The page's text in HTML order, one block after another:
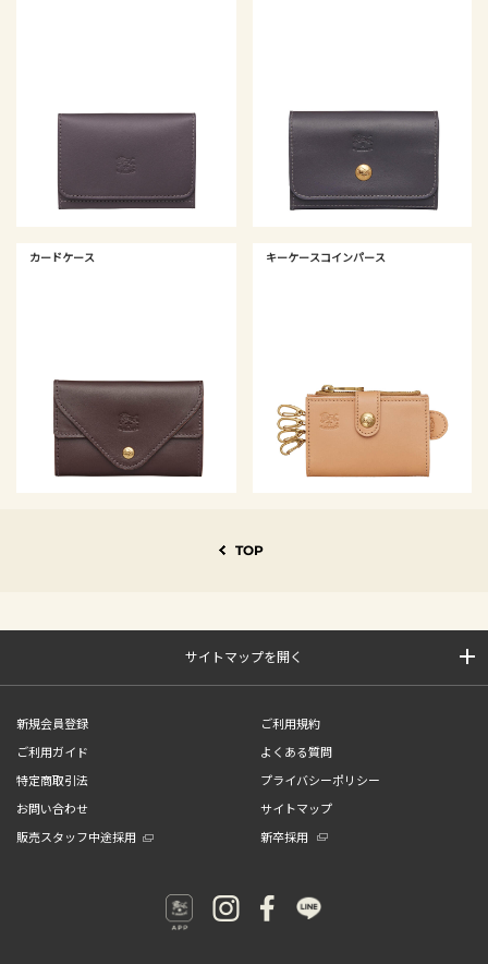
カードケース キーケースコインパース
TOP
サイトマップを開く
新規会員登録
ご利用規約
ご利用ガイド
よくある質問
特定商取引法
プライバシーポリシー
お問い合わせ
サイトマップ
販売スタッフ中途採用
新卒採用